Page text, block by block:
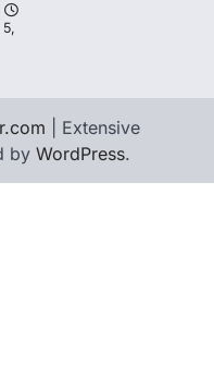
| Extensive
by WordPress.